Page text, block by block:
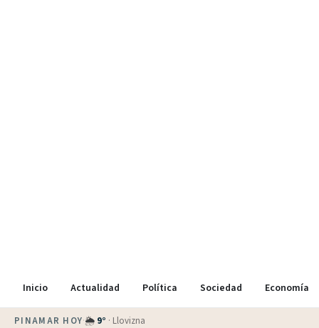
Inicio Actualidad Política Sociedad Economía
PINAMAR HOY·🌦 9° · Llovizna